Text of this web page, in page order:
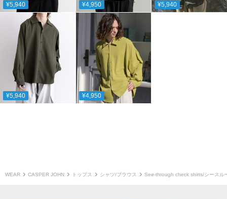
¥5,940 ¥4,950 ¥5,940
¥5,940 ¥4,950
WEAR CASPER JOHN トップス シャツ/ブラウス See-through check shirts/シースル